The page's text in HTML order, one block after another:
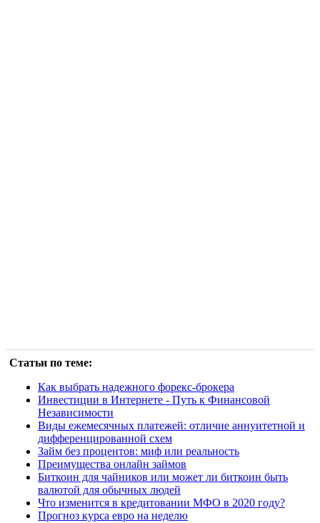
Статьи по теме:
Как выбрать надежного форекс-брокера
Инвестиции в Интернете - Путь к Финансовой
Независимости
Виды ежемесячных платежей: отличие аннуитетной и
дифференцированной схем
Займ без процентов: миф или реальность
Преимущества онлайн займов
Биткоин для чайников или может ли биткоин быть
валютой для обычных людей
Что изменится в кредитовании МФО в 2020 году?
Прогноз курса евро на неделю